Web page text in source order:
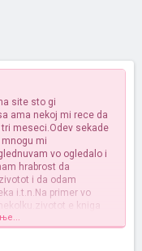
site sto gi
ama nekoj mi rece da
meseci.Odev sekade
mi
vo ogledalo i
hrabrost da
i da odam
i.t.n.Na primer vo
e kniga
e pesna ispej ja,zivotot
e smea smej